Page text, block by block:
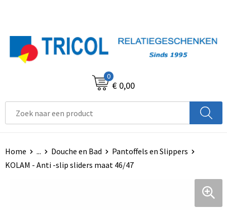
0
€ 0,00
Home ... Douche en Bad
Pantoffels en Slippers
KOLAM - Anti -slip sliders maat 46/47